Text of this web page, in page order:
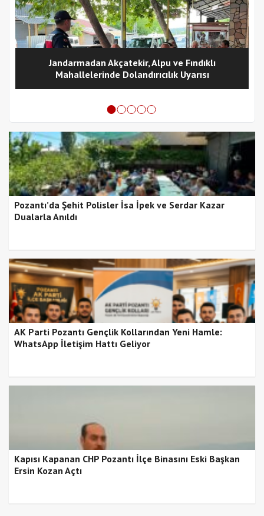
Jandarmadan Akçatekir, Alpu ve Fındıklı
Mahallelerinde Dolandırıcılık Uyarısı
Pozantı’da Şehit Polisler İsa İpek ve Serdar Kazar
Dualarla Anıldı
AK Parti Pozantı Gençlik Kollarından Yeni Hamle:
WhatsApp İletişim Hattı Geliyor
Kapısı Kapanan CHP Pozantı İlçe Binasını Eski Başkan
Ersin Kozan Açtı